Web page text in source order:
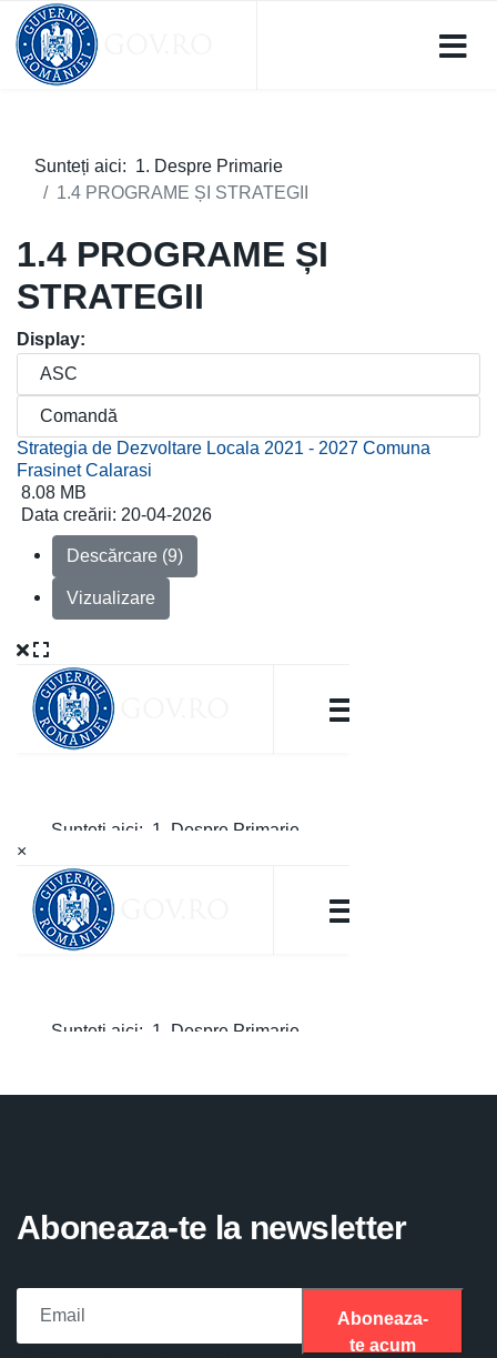
Sunteți aici: 1. Despre Primarie
1.4 PROGRAME ȘI STRATEGII
1.4 PROGRAME ȘI
STRATEGII
Display:
Strategia de Dezvoltare Locala 2021 - 2027 Comuna
Frasinet Calarasi
8.08 MB
Data creării: 20-04-2026
Descărcare (9)
Vizualizare
×
Aboneaza-te la newsletter
Aboneaza-
te acum